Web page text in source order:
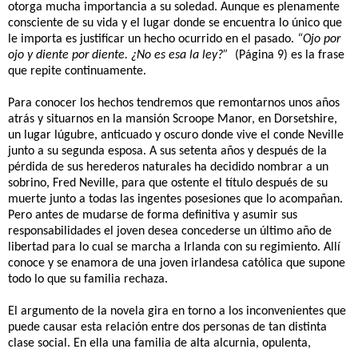
otorga mucha importancia a su soledad. Aunque es plenamente
consciente de su vida y el lugar donde se encuentra lo único que
le importa es justificar un hecho ocurrido en el pasado. “Ojo por
ojo y diente por diente. ¿No es esa la ley?”
(Página 9) es la frase
que repite continuamente.
Para conocer los hechos tendremos que remontarnos unos años
atrás y situarnos en la mansión Scroope Manor, en Dorsetshire,
un lugar lúgubre, anticuado y oscuro donde vive el conde Neville
junto a su segunda esposa. A sus setenta años y después de la
pérdida de sus herederos naturales ha decidido nombrar a un
sobrino, Fred Neville, para que ostente el título después de su
muerte junto a todas las ingentes posesiones que lo acompañan.
Pero antes de mudarse de forma definitiva y asumir sus
responsabilidades el joven desea concederse un último año de
libertad para lo cual se marcha a Irlanda con su regimiento. Allí
conoce y se enamora de una joven irlandesa católica que supone
todo lo que su familia rechaza.
El argumento de la novela gira en torno a los inconvenientes que
puede causar esta relación entre dos personas de tan distinta
clase social. En ella una familia de alta alcurnia, opulenta,